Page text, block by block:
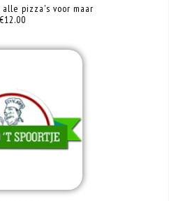
pizza's voor maar
€12.00